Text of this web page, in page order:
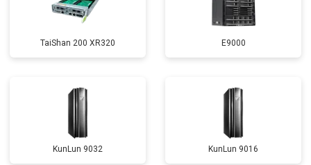
TaiShan 200 XR320 E9000
KunLun 9032 KunLun 9016